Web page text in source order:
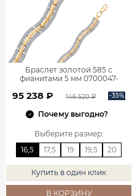
Браслет золотой 585 с
фианитами 5 мм 0700047-
95 238 ₽ 146 520 ₽ -35%
Почему выгодно?
Выберите размер:
16,5
17,5 19 19,5 20
Купить в один клик
В КОРЗИНУ